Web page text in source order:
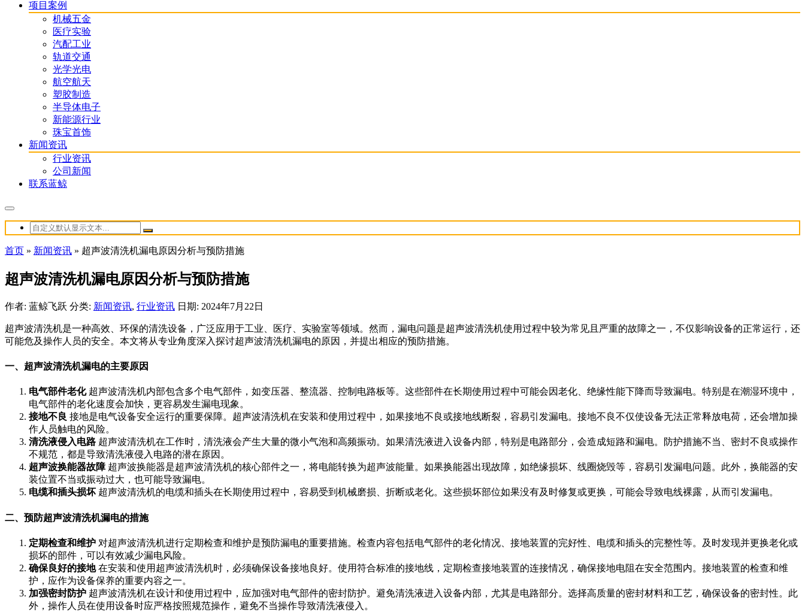
项目案例
机械五金
医疗实验
汽配工业
轨道交通
光学光电
航空航天
塑胶制造
半导体电子
新能源行业
珠宝首饰
新闻资讯
行业资讯
公司新闻
联系蓝鲸
首页 » 新闻资讯 » 超声波清洗机漏电原因分析与预防措施
超声波清洗机漏电原因分析与预防措施
作者: 蓝鲸飞跃 分类: 新闻资讯, 行业资讯 日期: 2024年7月22日
超声波清洗机是一种高效、环保的清洗设备，广泛应用于工业、医疗、实验室等领域。然而，漏电问题是超声波清洗机使用过程中较为常见且严重的故障之一，不仅影响设备的正常运行，还
可能危及操作人员的安全。本文将从专业角度深入探讨超声波清洗机漏电的原因，并提出相应的预防措施。
一、超声波清洗机漏电的主要原因
电气部件老化超声波清洗机内部包含多个电气部件，如变压器、整流器、控制电路板等。这些部件在长期使用过程中可能会因老化、绝缘性能下降而导致漏电。特别是在潮湿环境中，
电气部件的老化速度会加快，更容易发生漏电现象。
接地不良 接地是电气设备安全运行的重要保障。超声波清洗机在安装和使用过程中，如果接地不良或接地线断裂，容易引发漏电。接地不良不仅使设备无法正常释放电荷，还会增加操
作人员触电的风险。
清洗液侵入电路 超声波清洗机在工作时，清洗液会产生大量的微小气泡和高频振动。如果清洗液进入设备内部，特别是电路部分，会造成短路和漏电。防护措施不当、密封不良或操作
不规范，都是导致清洗液侵入电路的潜在原因。
超声波换能器故障超声波换能器是超声波清洗机的核心部件之一，将电能转换为超声波能量。如果换能器出现故障，如绝缘损坏、线圈烧毁等，容易引发漏电问题。此外，换能器的安
装位置不当或振动过大，也可能导致漏电。
电缆和插头损坏 超声波清洗机的电缆和插头在长期使用过程中，容易受到机械磨损、折断或老化。这些损坏部位如果没有及时修复或更换，可能会导致电线裸露，从而引发漏电。
二、预防超声波清洗机漏电的措施
定期检查和维护 对超声波清洗机进行定期检查和维护是预防漏电的重要措施。检查内容包括电气部件的老化情况、接地装置的完好性、电缆和插头的完整性等。及时发现并更换老化或
损坏的部件，可以有效减少漏电风险。
确保良好的接地在安装和使用超声波清洗机时，必须确保设备接地良好。使用符合标准的接地线，定期检查接地装置的连接情况，确保接地电阻在安全范围内。接地装置的检查和维
护，应作为设备保养的重要内容之一。
加强密封防护 超声波清洗机在设计和使用过程中，应加强对电气部件的密封防护。避免清洗液进入设备内部，尤其是电路部分。选择高质量的密封材料和工艺，确保设备的密封性。此
外，操作人员在使用设备时应严格按照规范操作，避免不当操作导致清洗液侵入。